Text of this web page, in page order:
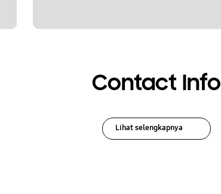
Contact Info
Lihat selengkapnya